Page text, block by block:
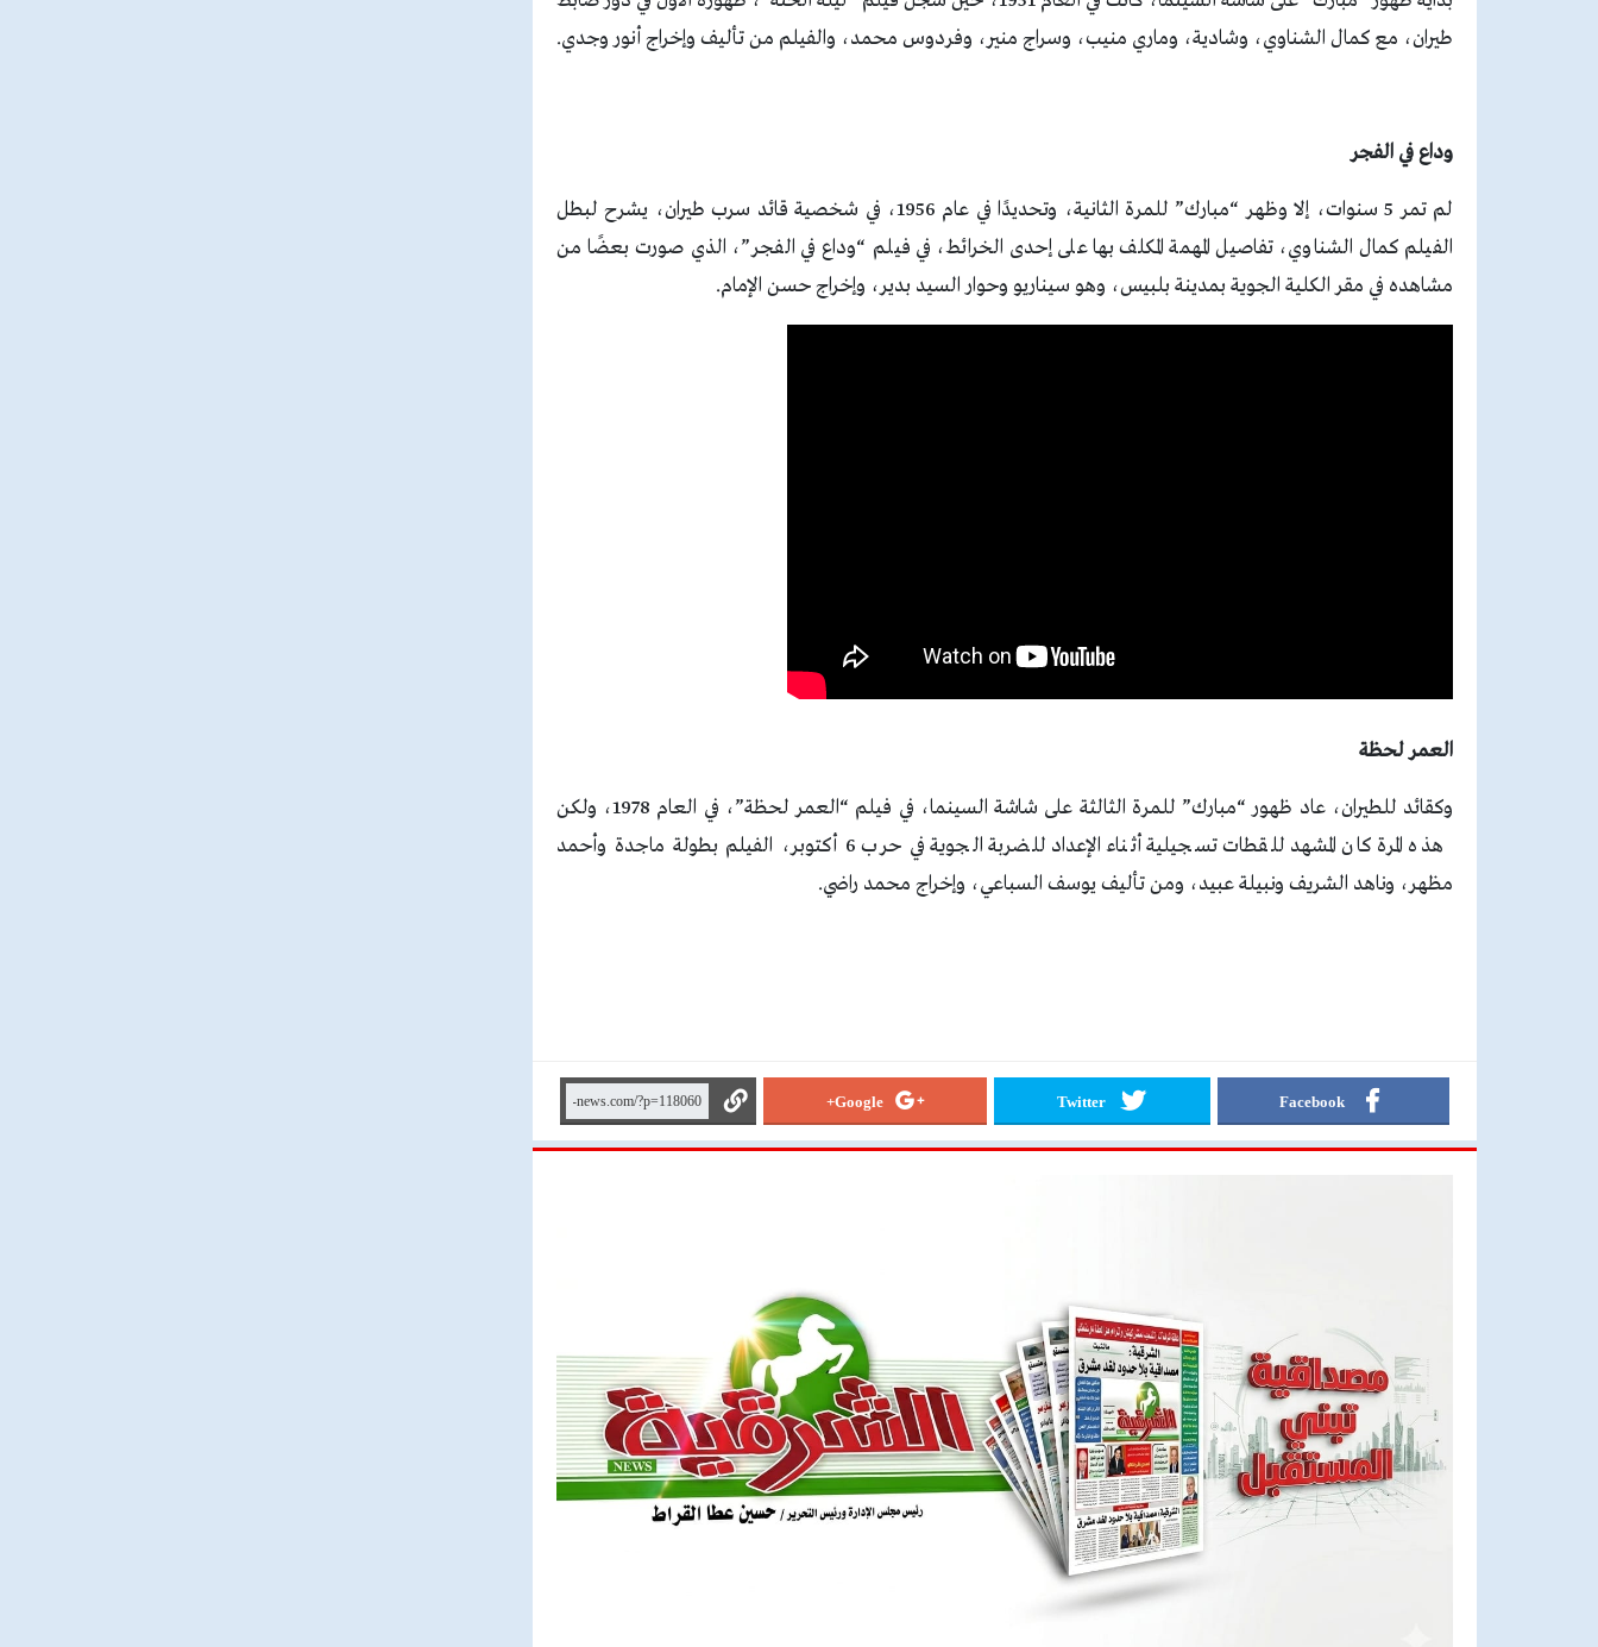
طيران، مع كمال الشناوي، وشادية، وماري منيب، وسراج منير، وفردوس محمد، والفيلم من تأليف وإخراج أنور وجدي.
وداع في الفجر
لم تمر 5 سنوات، إلا وظهر “مبارك” للمرة الثانية، وتحديدًا في عام 1956، في شخصية قائد سرب طيران، يشرح لبطل
الفيلم كمال الشناوي، تفاصيل المهمة المكلف بها على إحدى الخرائط، في فيلم “وداع في الفجر”، الذي صورت بعضًا من
مشاهده في مقر الكلية الجوية بمدينة بلبيس، وهو سيناريو وحوار السيد بدير، وإخراج حسن الإمام.
العمر لحظة
وكقائد للطيران، عاد ظهور “مبارك” للمرة الثالثة على شاشة السينما، في فيلم “العمر لحظة”، في العام 1978، ولكن
هذه المرة كان المشهد للقطات تسجيلية أثناء الإعداد للضربة الجوية في حرب 6 أكتوبر، الفيلم بطولة ماجدة وأحمد
مظهر، وناهد الشريف ونبيلة عبيد، ومن تأليف يوسف السباعي، وإخراج محمد راضي.
Facebook
Twitter
Google+